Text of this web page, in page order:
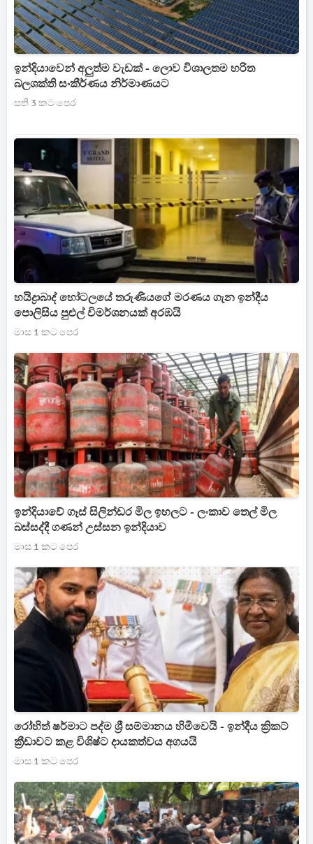
ඉන්දියාවෙන් අලුත්ම වැඩක් - ලොව විශාලතම හරිත
බලශක්ති සංකීර්ණය නිර්මාණයට
සති 3 කට පෙර
හයිද්‍රාබාද් හෝටලයේ තරුණියගේ මරණය ගැන ඉන්දීය
පොලිසිය පුළුල් විමර්ශනයක් අරඹයි
මාස 1 කට පෙර
ඉන්දියාවේ ගෑස් සිලින්ඩර මිල ඉහලට - ලංකාව තෙල් මිල
බස්සද්දී ගණන් උස්සන ඉන්දියාව
මාස 1 කට පෙර
රෝහිත් ෂර්මාට පද්ම ශ්‍රී සම්මානය හිමිවෙයි - ඉන්දීය ක්‍රිකට්
ක්‍රීඩාවට කළ විශිෂ්ට දායකත්වය අගයයි
මාස 1 කට පෙර